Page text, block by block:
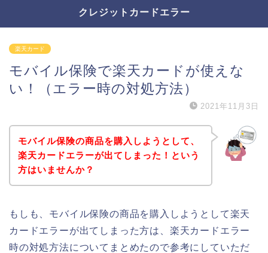
クレジットカードエラー
楽天カード
モバイル保険で楽天カードが使えな
い！（エラー時の対処方法）
2021年11月3日
モバイル保険の商品を購入しようとして、
楽天カードエラーが出てしまった！という
方はいませんか？
もしも、モバイル保険の商品を購入しようとして楽天
カードエラーが出てしまった方は、楽天カードエラー
時の対処方法についてまとめたので参考にしていただ